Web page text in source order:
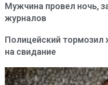
Мужчина провел ночь,
журналов
Полицейский
на свидание